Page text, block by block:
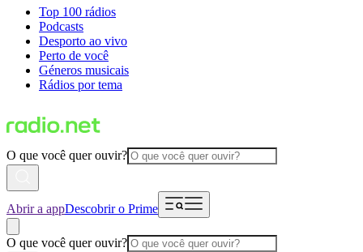
Top 100 rádios
Podcasts
Desporto ao vivo
Perto de você
Géneros musicais
Rádios por tema
O que você quer ouvir?
Abrir a appDescobrir o Prime
O que você quer ouvir?